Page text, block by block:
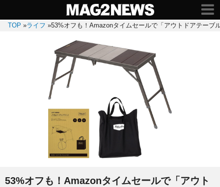
TOP »ライフ »53%オフも！Amazonタイムセールで「アウトドアテーブ
53%オフも！Amazonタイムセールで「アウト